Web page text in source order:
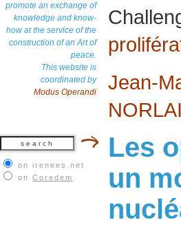
promote an exchange of
knowledge and know-
how at the service of the
construction of an Art of
peace.
This website is
coordinated by
Modus Operandi
on irenees.net
on Coredem
Jean-
Les
un